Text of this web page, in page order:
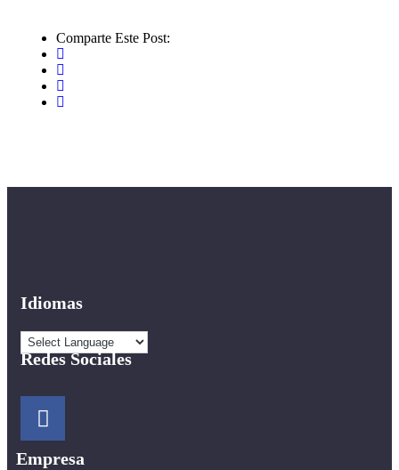
Comparte Este Post:
Idiomas
Redes Sociales
Empresa